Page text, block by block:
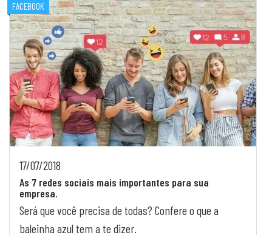
FACEBOOK
17/07/2018
As 7 redes sociais mais importantes para sua
empresa.
Será que você precisa de todas? Confere o que a
baleinha azul tem a te dizer.